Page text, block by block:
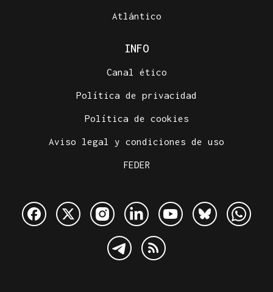
Atlántico
INFO
Canal ético
Política de privacidad
Política de cookies
Aviso legal y condiciones de uso
FEDER